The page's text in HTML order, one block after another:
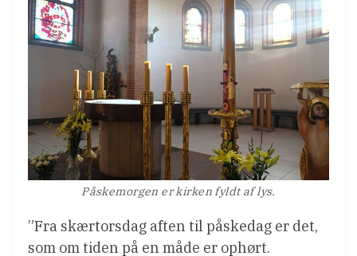
Påskemorgen er kirken fyldt af lys.
”Fra skærtorsdag aften til påskedag er det,
som om tiden på en måde er ophørt.